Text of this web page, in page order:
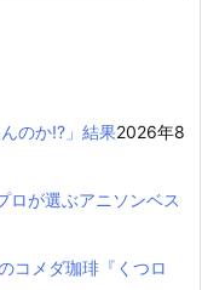
のか!?」結果2026年8
ロが選ぶアニソンベス
コメダ珈琲『くつロ